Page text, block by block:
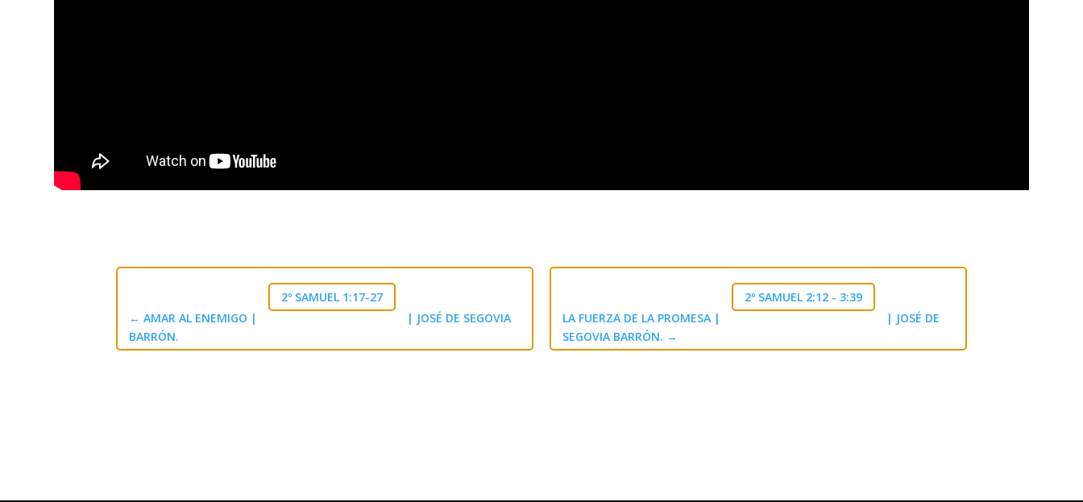
←AMAR AL ENEMIGO |
2º SAMUEL 1:17-27
| JOSÉ DE SEGOVIA
BARRÓN.
LA FUERZA DE LA PROMESA |
2º SAMUEL 2:12 - 3:39
| JOSÉ DE
SEGOVIA BARRÓN. →